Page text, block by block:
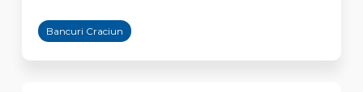
Bancuri Craciun